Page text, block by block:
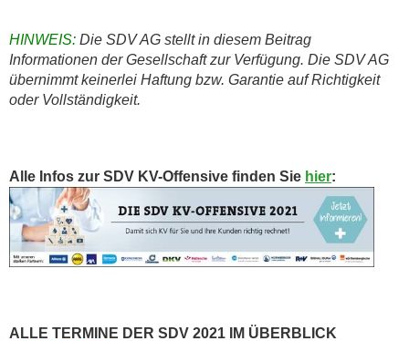
HINWEIS: Die SDV AG stellt in diesem Beitrag
Informationen der Gesellschaft zur Verfügung. Die SDV AG
übernimmt keinerlei Haftung bzw. Garantie auf Richtigkeit
oder Vollständigkeit.
Alle Infos zur SDV KV-Offensive finden Sie hier:
ALLE TERMINE DER SDV 2021 IM ÜBERBLICK